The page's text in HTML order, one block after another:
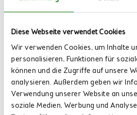
Diese Webseite verwendet Cookies
Wir verwenden Cookies, um Inhalte
personalisieren, Funktionen für
können und die Zugriffe auf unsere
analysieren. Außerdem geben wir
Verwendung unserer Website an
soziale Medien, Werbung und